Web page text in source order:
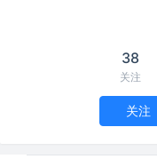
38
关注
关注